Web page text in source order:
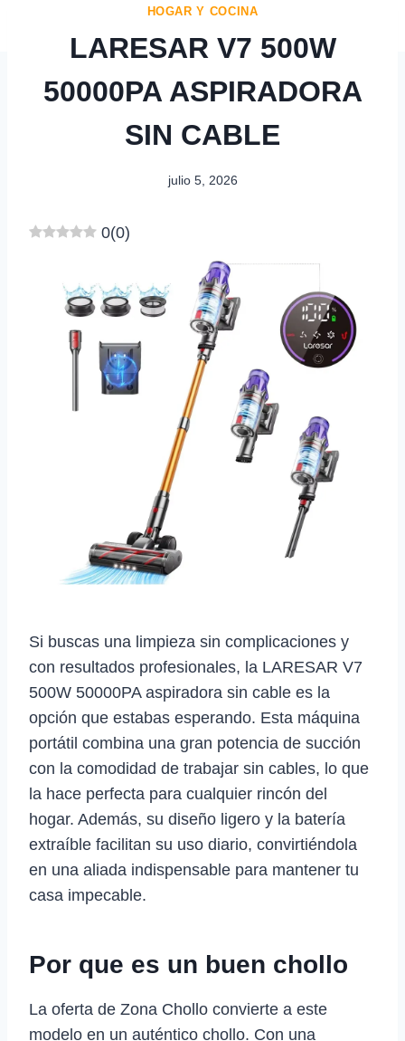
HOGAR Y COCINA
LARESAR V7 500W
50000PA ASPIRADORA
SIN CABLE
julio 5, 2026
0(0)
Si buscas una limpieza sin complicaciones y
con resultados profesionales, la LARESAR V7
500W 50000PA aspiradora sin cable es la
opción que estabas esperando. Esta máquina
portátil combina una gran potencia de succión
con la comodidad de trabajar sin cables, lo que
la hace perfecta para cualquier rincón del
hogar. Además, su diseño ligero y la batería
extraíble facilitan su uso diario, convirtiéndola
en una aliada indispensable para mantener tu
casa impecable.
Por que es un buen chollo
La oferta de Zona Chollo convierte a este
modelo en un auténtico chollo. Con una